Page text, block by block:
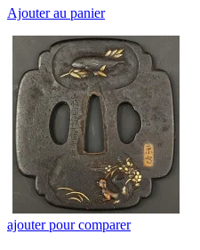
Ajouter au panier
ajouter pour comparer